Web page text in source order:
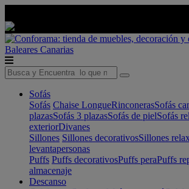
Baleares Canarias
Sofás
Sofás Chaise LongueRinconerasSofás
plazasSofás 3 plazasSofás de pielSofás
exteriorDivanes
Sillones Sillones decorativosSillones relax
levantapersonas
Puffs Puffs decorativosPuffs peraPuffs
almacenaje
Descanso